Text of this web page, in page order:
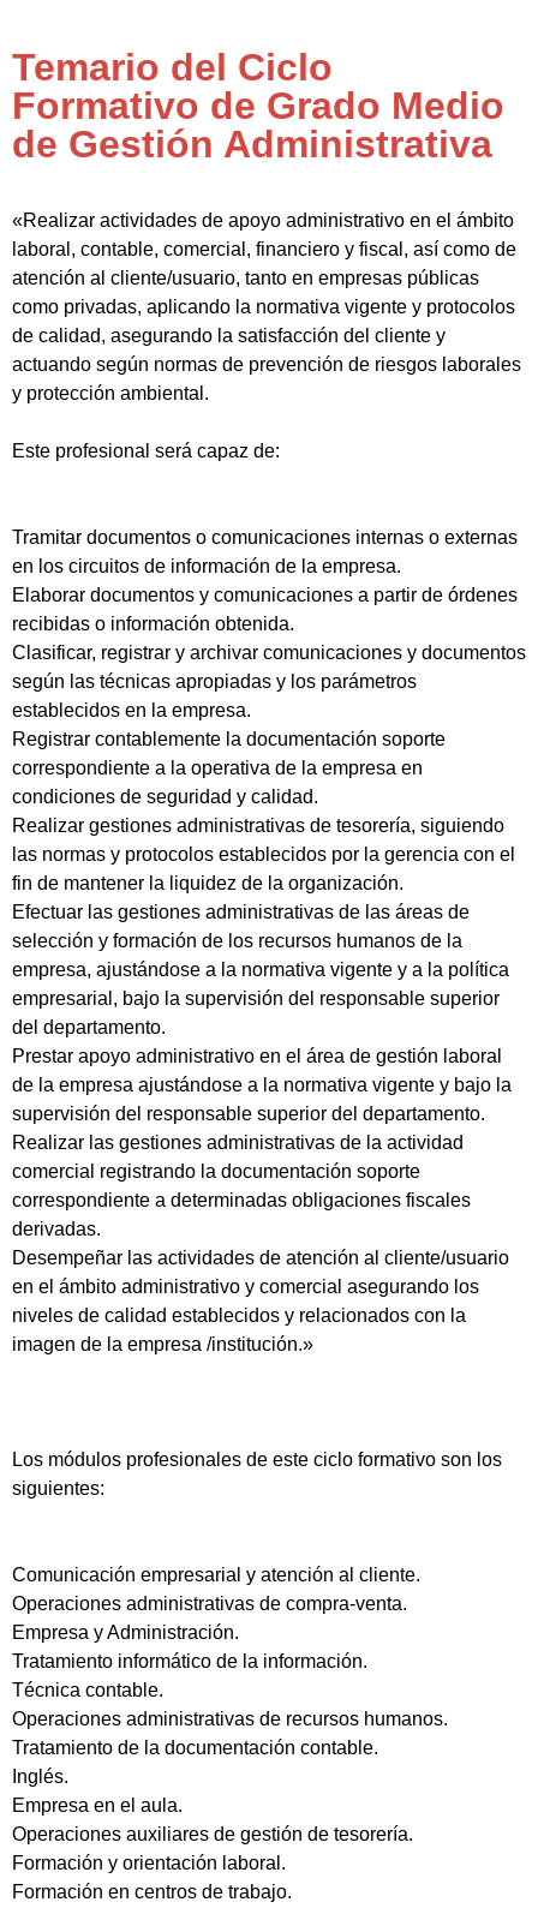
Temario del Ciclo
Formativo de Grado Medio
de Gestión Administrativa
«Realizar actividades de apoyo administrativo en el ámbito
laboral, contable, comercial, financiero y fiscal, así como de
atención al cliente/usuario, tanto en empresas públicas
como privadas, aplicando la normativa vigente y protocolos
de calidad, asegurando la satisfacción del cliente y
actuando según normas de prevención de riesgos laborales
y protección ambiental.
Este profesional será capaz de:
Tramitar documentos o comunicaciones internas o externas
en los circuitos de información de la empresa.
Elaborar documentos y comunicaciones a partir de órdenes
recibidas o información obtenida.
Clasificar, registrar y archivar comunicaciones y documentos
según las técnicas apropiadas y los parámetros
establecidos en la empresa.
Registrar contablemente la documentación soporte
correspondiente a la operativa de la empresa en
condiciones de seguridad y calidad.
Realizar gestiones administrativas de tesorería, siguiendo
las normas y protocolos establecidos por la gerencia con el
fin de mantener la liquidez de la organización.
Efectuar las gestiones administrativas de las áreas de
selección y formación de los recursos humanos de la
empresa, ajustándose a la normativa vigente y a la política
empresarial, bajo la supervisión del responsable superior
del departamento.
Prestar apoyo administrativo en el área de gestión laboral
de la empresa ajustándose a la normativa vigente y bajo la
supervisión del responsable superior del departamento.
Realizar las gestiones administrativas de la actividad
comercial registrando la documentación soporte
correspondiente a determinadas obligaciones fiscales
derivadas.
Desempeñar las actividades de atención al cliente/usuario
en el ámbito administrativo y comercial asegurando los
niveles de calidad establecidos y relacionados con la
imagen de la empresa /institución.»
Los módulos profesionales de este ciclo formativo son los
siguientes:
Comunicación empresarial y atención al cliente.
Operaciones administrativas de compra-venta.
Empresa y Administración.
Tratamiento informático de la información.
Técnica contable.
Operaciones administrativas de recursos humanos.
Tratamiento de la documentación contable.
Inglés.
Empresa en el aula.
Operaciones auxiliares de gestión de tesorería.
Formación y orientación laboral.
Formación en centros de trabajo.